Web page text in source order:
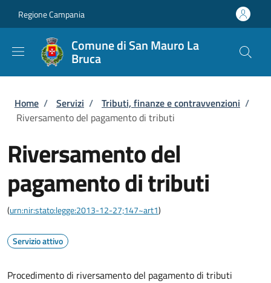
Regione Campania
Comune di San Mauro La
Bruca
Briciole di pane
Home / Servizi / Tributi, finanze e contravvenzioni /
Riversamento del pagamento di tributi
Riversamento del
pagamento di tributi
(urn:nir:stato:legge:2013-12-27;147~art1)
Servizio attivo
Procedimento di riversamento del pagamento di tributi